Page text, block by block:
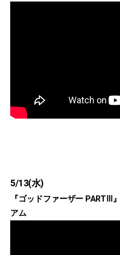
5/13(水)
『ゴッドファーザー PARTⅢ
アム